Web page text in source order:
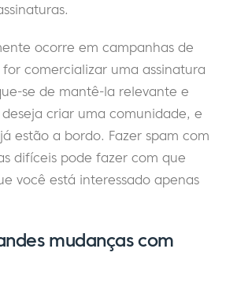
ocorre em campanhas de
for comercializar uma assinatura
se de mantê-la relevante e
criar uma comunidade, e
estão a bordo. Fazer spam com
difíceis pode fazer com que
você está interessado apenas
mudanças com